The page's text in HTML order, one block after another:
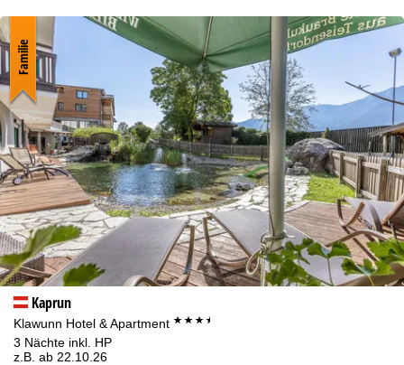
Kaprun
Klawunn Hotel & Apartment ***+
3 Nächte inkl. HP
z.B. ab 22.10.26
Familie